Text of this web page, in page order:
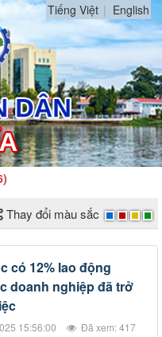
Tiếng Việt English
Thay đổi màu sắc
có 12% lao động
doanh nghiệp đã trở
15:56:00 Đã xem: 417